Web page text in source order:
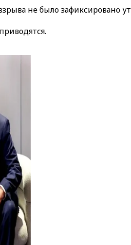
не было зафиксировано